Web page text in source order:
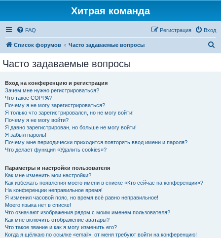
Хитрая команда
FAQ Вход
Регистрация
Список форумов Часто задаваемые вопросы
Часто задаваемые вопросы
Вход на конференцию и регистрация
Зачем мне нужно регистрироваться?
Что такое COPPA?
Почему я не могу зарегистрироваться?
Я только что зарегистрировался, но не могу войти!
Почему я не могу войти?
Я давно зарегистрирован, но больше не могу войти!
Я забыл пароль!
Почему мне периодически приходится повторять ввод имени и пароля?
Что делает функция «Удалить cookies»?
Параметры и настройки пользователя
Как мне изменить мои настройки?
Как избежать появления моего имени в списке «Кто сейчас на конференции»?
На конференции неправильное время!
Я изменил часовой пояс, но время всё равно неправильное!
Моего языка нет в списке!
Что означают изображения рядом с моим именем пользователя?
Как мне включить отображение аватары?
Что такое звание и как я могу изменить его?
Когда я щёлкаю по ссылке «email», от меня требуют войти на конференцию!